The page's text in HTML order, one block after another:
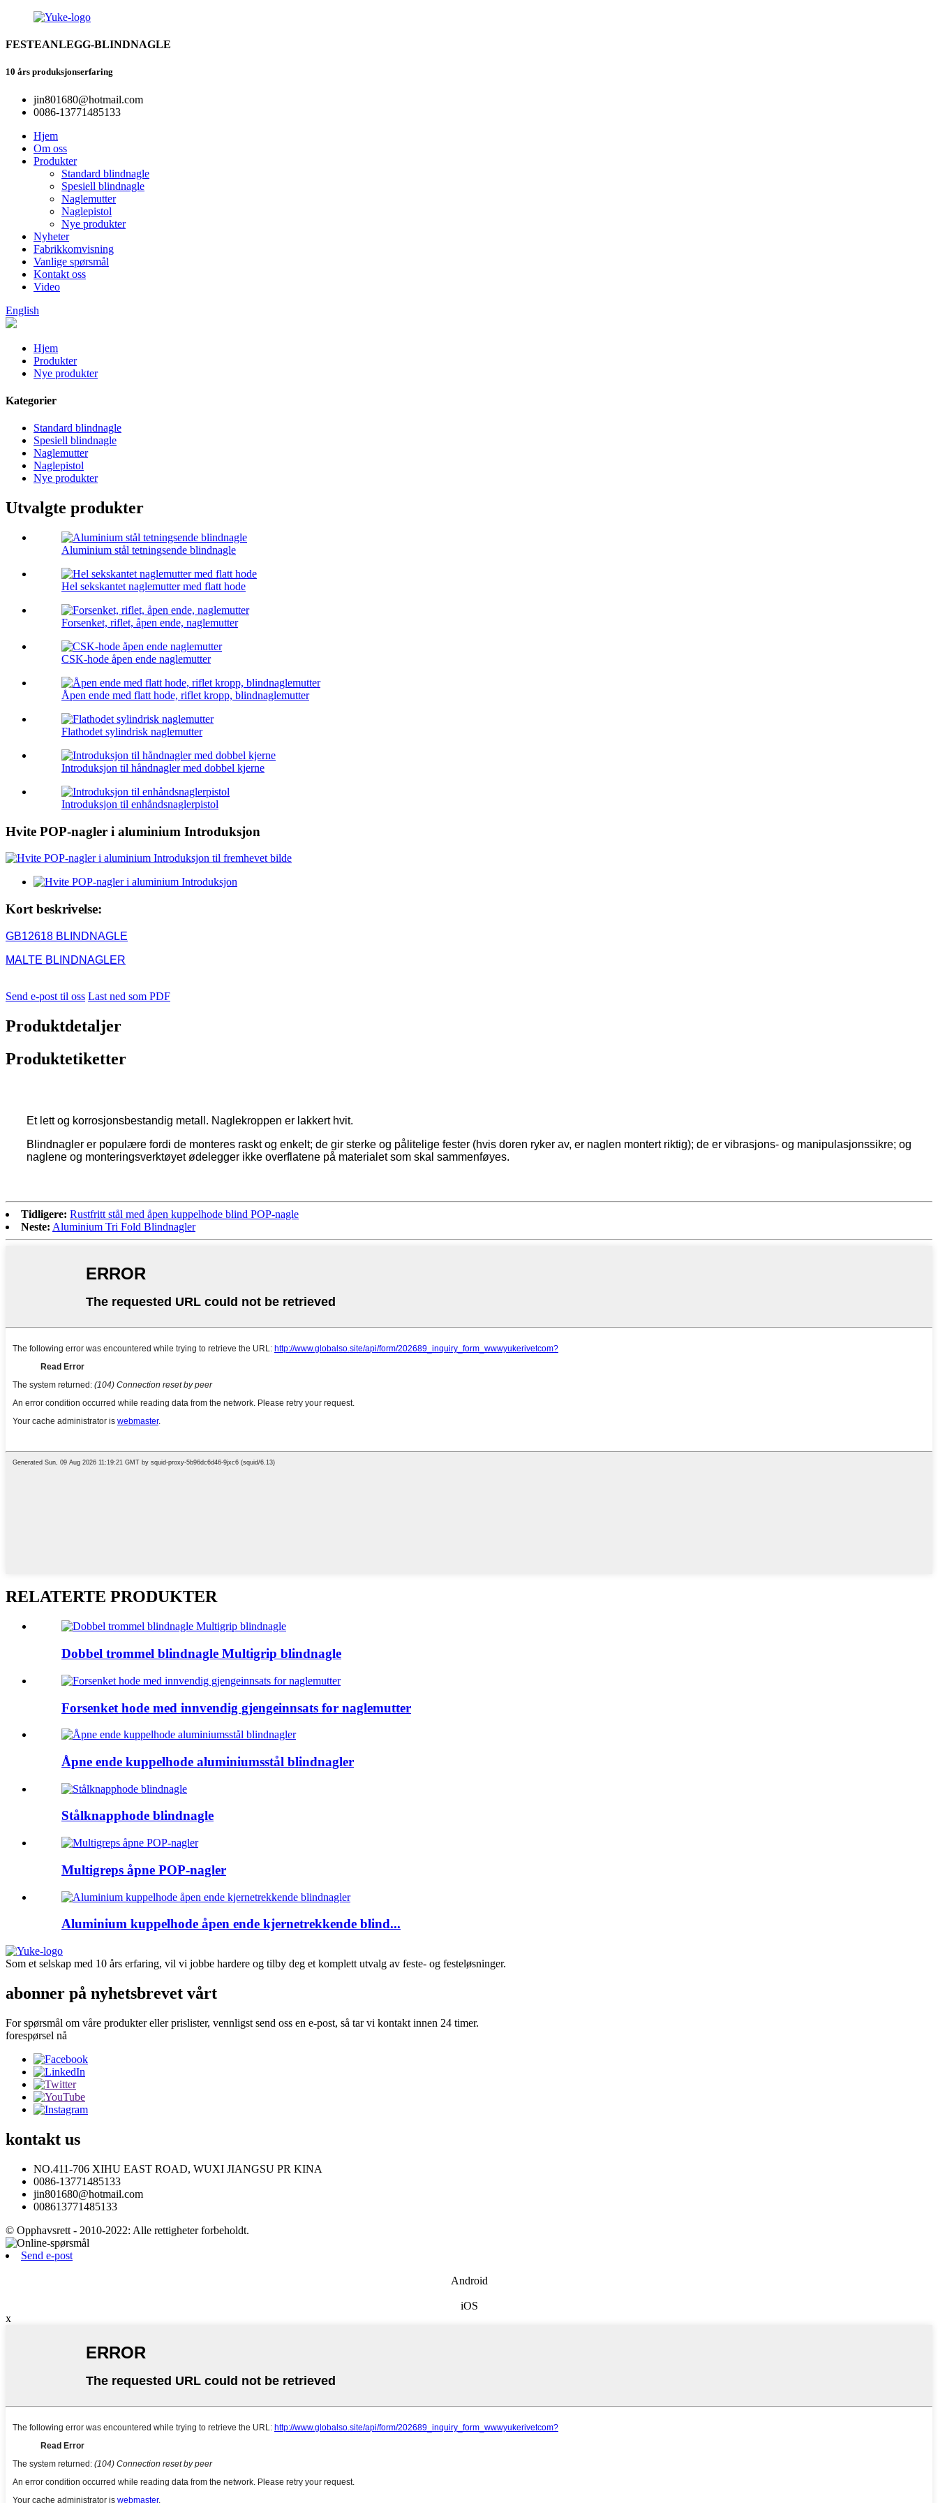
FESTEANLEGG-BLINDNAGLE
10 års produksjonserfaring
jin801680@hotmail.com
0086-13771485133
Hjem
Om oss
Produkter
Standard blindnagle
Spesiell blindnagle
Naglemutter
Naglepistol
Nye produkter
Nyheter
Fabrikkomvisning
Vanlige spørsmål
Kontakt oss
Video
English
Hjem
Produkter
Nye produkter
Kategorier
Standard blindnagle
Spesiell blindnagle
Naglemutter
Naglepistol
Nye produkter
Utvalgte produkter
Aluminium stål tetningsende blindnagle
Hel sekskantet naglemutter med flatt hode
Forsenket, riflet, åpen ende, naglemutter
CSK-hode åpen ende naglemutter
Åpen ende med flatt hode, riflet kropp, blindnaglemutter
Flathodet sylindrisk naglemutter
Introduksjon til håndnagler med dobbel kjerne
Introduksjon til enhåndsnaglerpistol
Hvite POP-nagler i aluminium Introduksjon
Kort beskrivelse:
GB12618 BLINDNAGLE
MALTE BLINDNAGLER
Send e-post til oss Last ned som PDF
Produktdetaljer
Produktetiketter
Et lett og korrosjonsbestandig metall. Naglekroppen er lakkert hvit.
Blindnagler er populære fordi de monteres raskt og enkelt; de gir sterke og pålitelige fester (hvis doren ryker av, er naglen montert riktig); de er vibrasjons- og manipulasjonssikre; og
naglene og monteringsverktøyet ødelegger ikke overflatene på materialet som skal sammenføyes.
Tidligere: Rustfritt stål med åpen kuppelhode blind POP-nagle
Neste: Aluminium Tri Fold Blindnagler
RELATERTE PRODUKTER
Dobbel trommel blindnagle Multigrip blindnagle
Forsenket hode med innvendig gjengeinnsats for naglemutter
Åpne ende kuppelhode aluminiumsstål blindnagler
Stålknapphode blindnagle
Multigreps åpne POP-nagler
Aluminium kuppelhode åpen ende kjernetrekkende blind...
Som et selskap med 10 års erfaring, vil vi jobbe hardere og tilby deg et komplett utvalg av feste- og festeløsninger.
abonner på nyhetsbrevet vårt
For spørsmål om våre produkter eller prislister, vennligst send oss ​​en e-post, så tar vi kontakt innen 24 timer.
forespørsel nå
kontakt us
NO.411-706 XIHU EAST ROAD, WUXI JIANGSU PR KINA
0086-13771485133
jin801680@hotmail.com
008613771485133
© Opphavsrett - 2010-2022: Alle rettigheter forbeholdt.
Send e-post
Android
iOS
x